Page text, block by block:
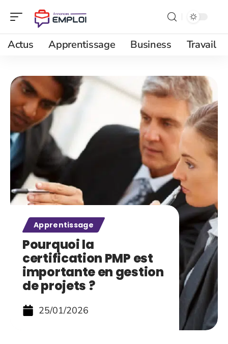
Actus Apprentissage Business Travail
Apprentissage
Pourquoi la
certification PMP est
importante en gestion
de projets ?
25/01/2026